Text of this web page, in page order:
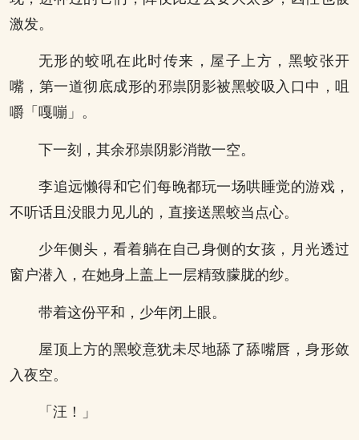
激发。
无形的蛟吼在此时传来，屋子上方，黑蛟张开
嘴，第一道彻底成形的邪祟阴影被黑蛟吸入口中，咀
嚼「嘎嘣」。
下一刻，其余邪祟阴影消散一空。
李追远懒得和它们每晚都玩一场哄睡觉的游戏，
不听话且没眼力见儿的，直接送黑蛟当点心。
少年侧头，看着躺在自己身侧的女孩，月光透过
窗户潜入，在她身上盖上一层精致朦胧的纱。
带着这份平和，少年闭上眼。
屋顶上方的黑蛟意犹未尽地舔了舔嘴唇，身形敛
入夜空。
「汪！」